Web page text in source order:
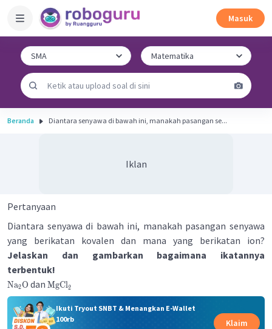
Masuk
Beranda Diantara senyawa di bawah ini, manakah pasangan se...
Iklan
Pertanyaan
Diantara senyawa di bawah ini, manakah pasangan senyawa
yang berikatan kovalen dan mana yang berikatan ion?
Jelaskan dan gambarkan bagaimana ikatannya
terbentuk!
Na2O dan MgCl2
Ikuti Tryout SNBT & Menangkan E-Wallet
100rb
Klaim